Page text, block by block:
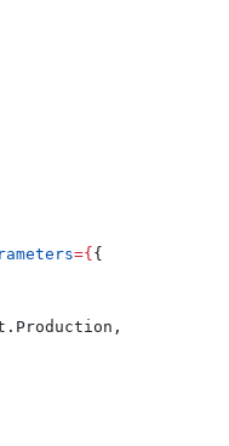
={{
. Production ,